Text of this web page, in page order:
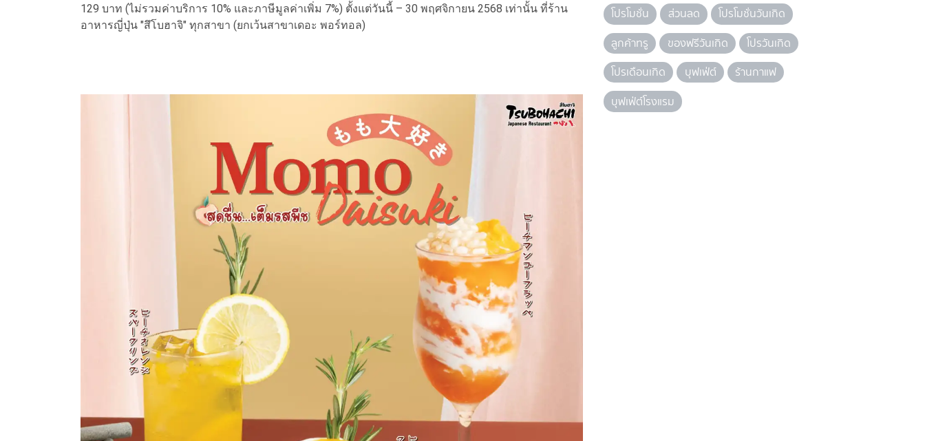
129 บาท (ไม่รวมค่าบริการ 10% และภาษีมูลค่าเพิ่ม 7%) ตั้งแต่วันนี้ – 30 พฤศจิกายน 2568 เท่านั้น ที่ร้าน
อาหารญี่ปุ่น "สึโบฮาจิ" ทุกสาขา (ยกเว้นสาขาเดอะ พอร์ทอล)
โปรโมชั่น ส่วนลด
โปรโมชั่นวันเกิด
ลูกค้าทรู
ของฟรีวันเกิด
โปรวันเกิด
โปรเดือนเกิด
บุฟเฟ่ต์
ร้านกาแฟ
บุฟเฟ่ต์โรงแรม